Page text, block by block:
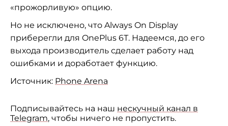
«прожорливую» опцию.
Но не исключено, что Always On Display
приберегли для OnePlus 6Т. Надеемся, до его
выхода производитель сделает работу над
ошибками и доработает функцию.
Источник: Phone Arena
Подписывайтесь на наш нескучный канал в
Telegram, чтобы ничего не пропустить.